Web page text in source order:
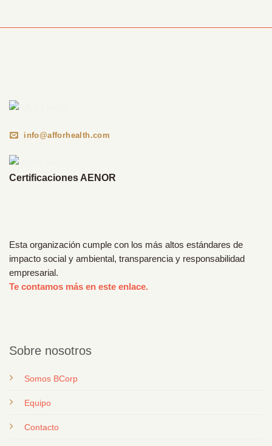
info@afforhealth.com
Certificaciones AENOR
Esta organización cumple con los más altos estándares de
impacto social y ambiental, transparencia y responsabilidad
empresarial.
Te contamos más en este enlace.
Sobre nosotros
Somos BCorp
Equipo
Contacto